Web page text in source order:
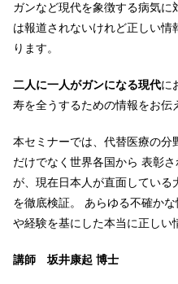
ガンなど現代を象徴する病気に
は報道されないけれど正しい
ります。
二人に一人がガンになる現代に
寿を全うするための情報をお伝
本セミナーでは、代替医療の
だけでなく世界各国から 表彰
が、現在日本人が直面してい
を徹底検証。 あらゆる不確か
や経験を基にした本当に正しい
講師 坂井康起 博士